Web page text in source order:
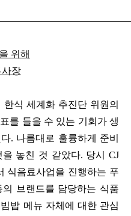
위해
사장
식 세계화 추진단 위원의
를 들을 수 있는 기회가 생
. 나름대로 훌륭하게 준비
놓친 것 같았다. 당시 CJ
식음료사업을 진행하는 푸
브랜드를 담당하는 식품
밥 메뉴 자체에 대한 관심